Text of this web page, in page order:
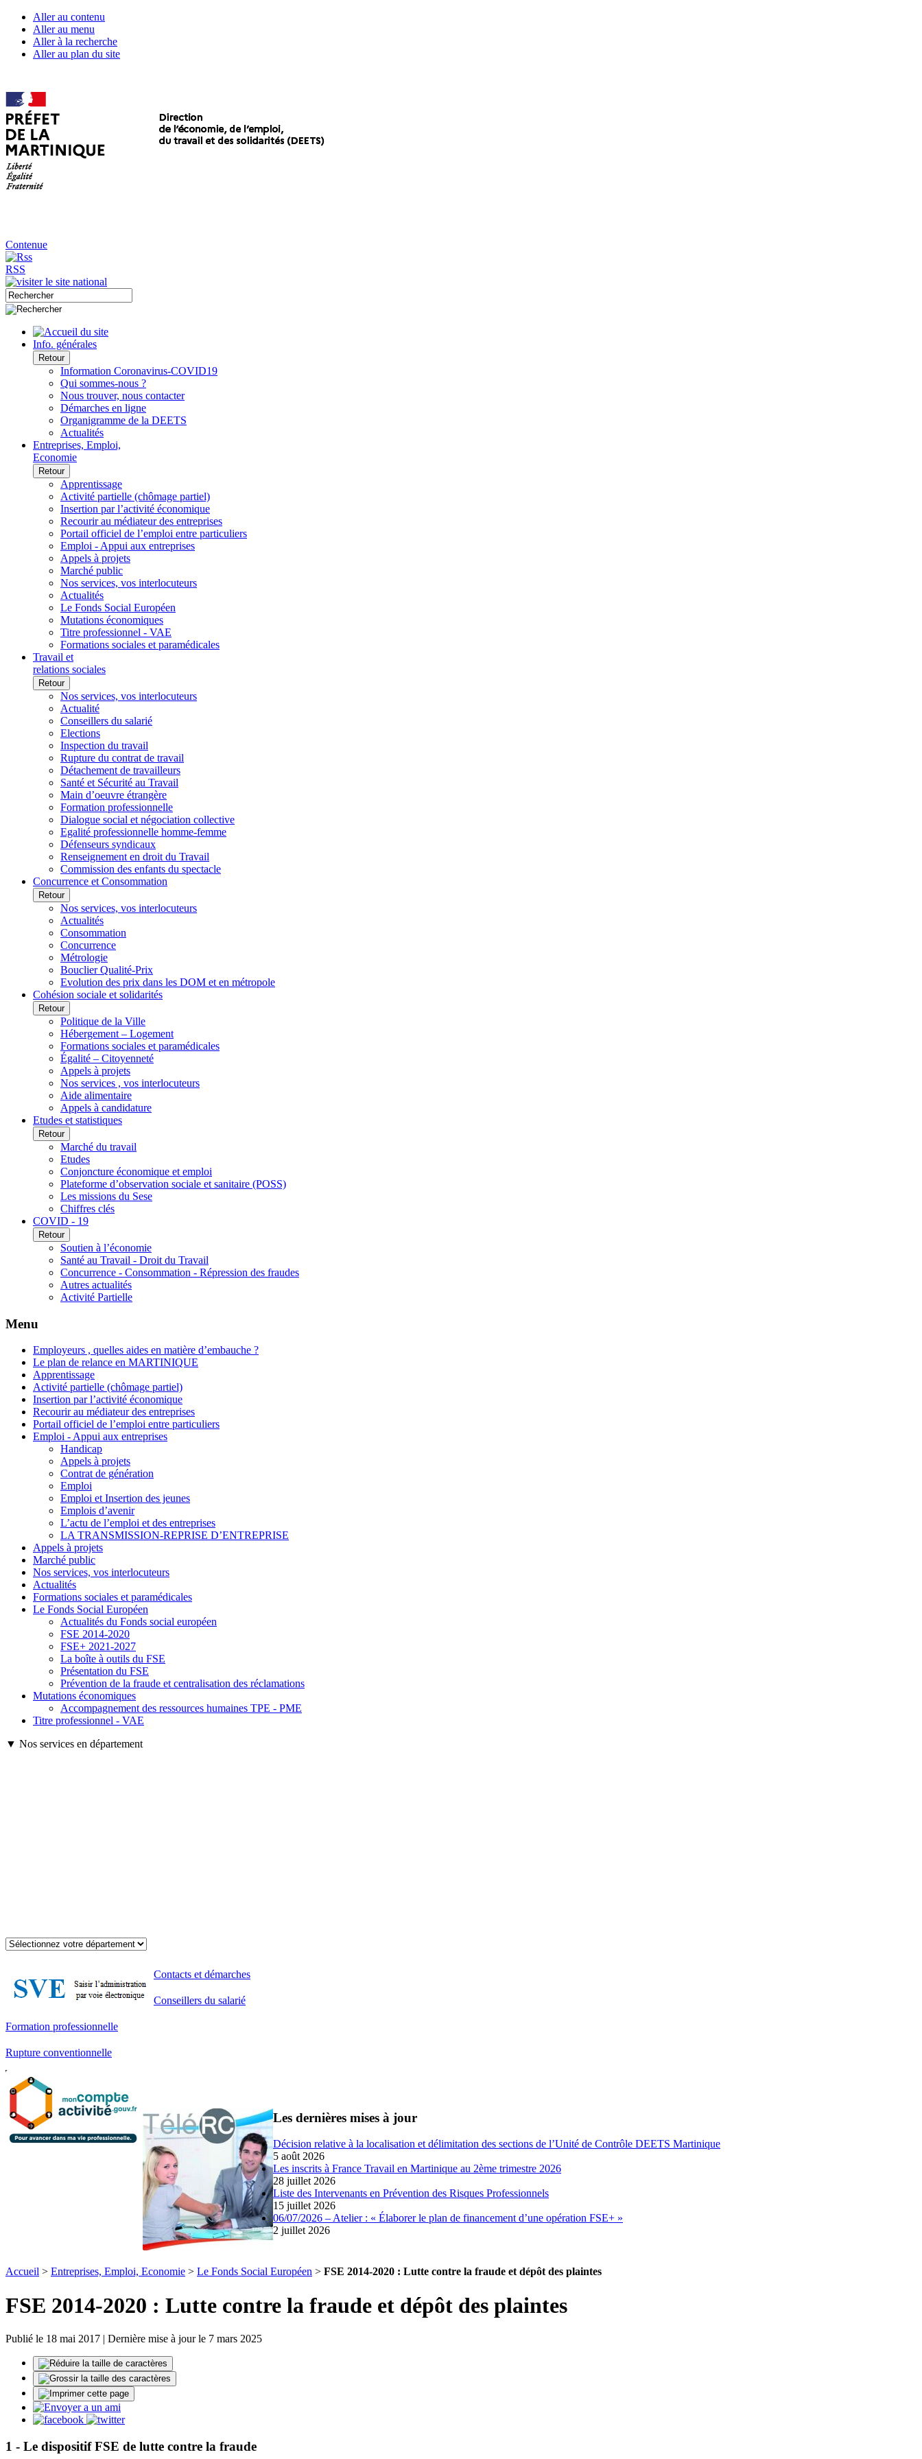
Aller au contenu
Aller au menu
Aller à la recherche
Aller au plan du site
Contenue
RSS
Info. générales
Retour
Information Coronavirus-COVID19
Qui sommes-nous ?
Nous trouver, nous contacter
Démarches en ligne
Organigramme de la DEETS
Actualités
Entreprises, Emploi,
Economie
Retour
Apprentissage
Activité partielle (chômage partiel)
Insertion par l’activité économique
Recourir au médiateur des entreprises
Portail officiel de l’emploi entre particuliers
Emploi - Appui aux entreprises
Appels à projets
Marché public
Nos services, vos interlocuteurs
Actualités
Le Fonds Social Européen
Mutations économiques
Titre professionnel - VAE
Formations sociales et paramédicales
Travail et
relations sociales
Retour
Nos services, vos interlocuteurs
Actualité
Conseillers du salarié
Elections
Inspection du travail
Rupture du contrat de travail
Détachement de travailleurs
Santé et Sécurité au Travail
Main d’oeuvre étrangère
Formation professionnelle
Dialogue social et négociation collective
Egalité professionnelle homme-femme
Défenseurs syndicaux
Renseignement en droit du Travail
Commission des enfants du spectacle
Concurrence et Consommation
Retour
Nos services, vos interlocuteurs
Actualités
Consommation
Concurrence
Métrologie
Bouclier Qualité-Prix
Evolution des prix dans les DOM et en métropole
Cohésion sociale et solidarités
Retour
Politique de la Ville
Hébergement – Logement
Formations sociales et paramédicales
Égalité – Citoyenneté
Appels à projets
Nos services , vos interlocuteurs
Aide alimentaire
Appels à candidature
Etudes et statistiques
Retour
Marché du travail
Etudes
Conjoncture économique et emploi
Plateforme d’observation sociale et sanitaire (POSS)
Les missions du Sese
Chiffres clés
COVID - 19
Retour
Soutien à l’économie
Santé au Travail - Droit du Travail
Concurrence - Consommation - Répression des fraudes
Autres actualités
Activité Partielle
Menu
Employeurs , quelles aides en matière d’embauche ?
Le plan de relance en MARTINIQUE
Apprentissage
Activité partielle (chômage partiel)
Insertion par l’activité économique
Recourir au médiateur des entreprises
Portail officiel de l’emploi entre particuliers
Emploi - Appui aux entreprises
Handicap
Appels à projets
Contrat de génération
Emploi
Emploi et Insertion des jeunes
Emplois d’avenir
L’actu de l’emploi et des entreprises
LA TRANSMISSION-REPRISE D’ENTREPRISE
Appels à projets
Marché public
Nos services, vos interlocuteurs
Actualités
Formations sociales et paramédicales
Le Fonds Social Européen
Actualités du Fonds social européen
FSE 2014-2020
FSE+ 2021-2027
La boîte à outils du FSE
Présentation du FSE
Prévention de la fraude et centralisation des réclamations
Mutations économiques
Accompagnement des ressources humaines TPE - PME
Titre professionnel - VAE
▼ Nos services en département
Contacts et démarches
Conseillers du salarié
Formation professionnelle
Rupture conventionnelle
Les dernières mises à jour
Décision relative à la localisation et délimitation des sections de l’Unité de Contrôle DEETS Martinique
5 août 2026
Les inscrits à France Travail en Martinique au 2ème trimestre 2026
28 juillet 2026
Liste des Intervenants en Prévention des Risques Professionnels
15 juillet 2026
06/07/2026 – Atelier : « Élaborer le plan de financement d’une opération FSE+ »
2 juillet 2026
Accueil > Entreprises, Emploi, Economie > Le Fonds Social Européen > FSE 2014-2020 : Lutte contre la fraude et dépôt des plaintes
FSE 2014-2020 : Lutte contre la fraude et dépôt des plaintes
Publié le 18 mai 2017 | Dernière mise à jour le 7 mars 2025
1 - Le dispositif FSE de lutte contre la fraude